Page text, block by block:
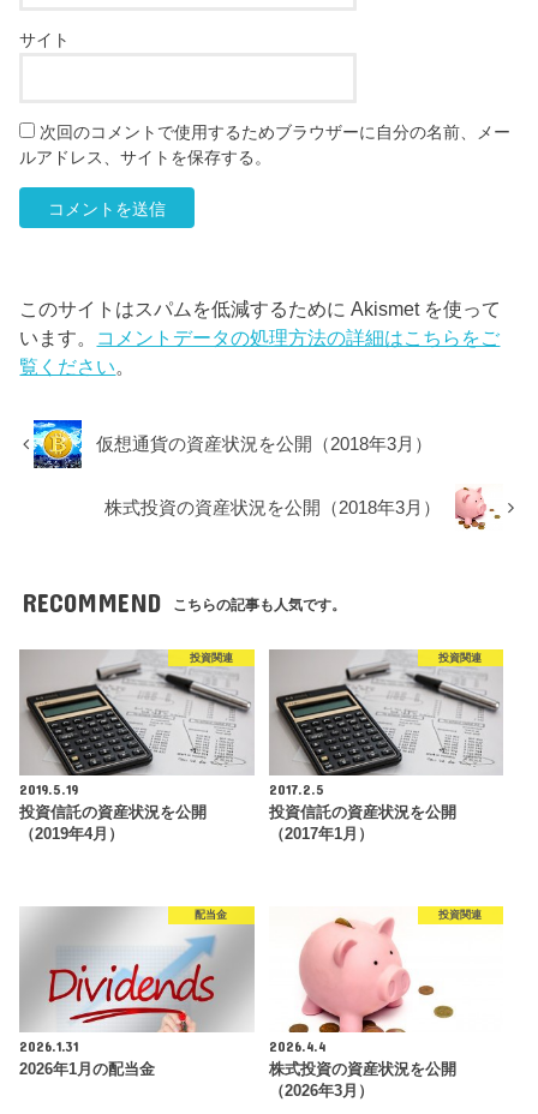
サイト
次回のコメントで使用するためブラウザーに自分の名前、メー
ルアドレス、サイトを保存する。
このサイトはスパムを低減するために Akismet を使って
います。 コメントデータの処理方法の詳細はこちらをご
覧ください。
仮想通貨の資産状況を公開（2018年3月）
株式投資の資産状況を公開（2018年3月）
RECOMMEND こちらの記事も人気です。
投資関連
2019.5.19
投資信託の資産状況を公開
（2019年4月）
投資関連
2017.2.5
投資信託の資産状況を公開
（2017年1月）
配当金
2026.1.31
2026年1月の配当金
投資関連
2026.4.4
株式投資の資産状況を公開
（2026年3月）